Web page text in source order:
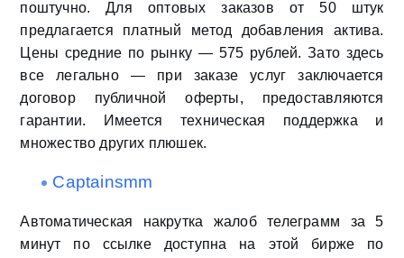
поштучно. Для оптовых заказов от 50 штук
предлагается платный метод добавления актива.
Цены средние по рынку — 575 рублей. Зато здесь
все легально — при заказе услуг заключается
договор публичной оферты, предоставляются
гарантии. Имеется техническая поддержка и
множество других плюшек.
Captainsmm
Автоматическая накрутка жалоб телеграмм за 5
минут по ссылке доступна на этой бирже по